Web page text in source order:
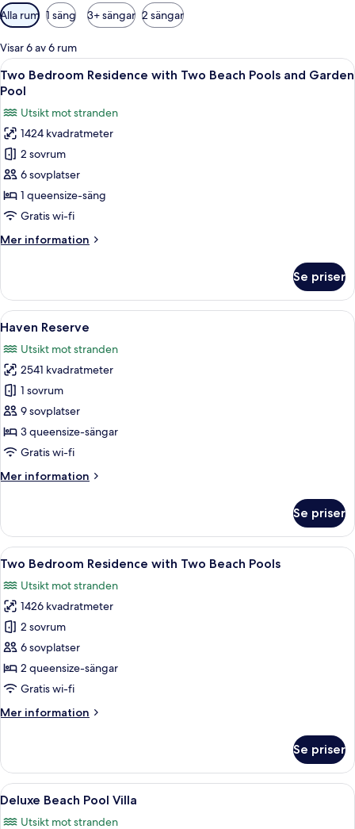
Tillgängliga
filter
för
rum
Alla rum 1 säng 3+ sängar 2 sängar
Visar 6 av 6 rum
Öppna
alla
för
Two
Bedroom
Residence
with
Two
Pools
Pool
Ett semesterhotell vid stranden med
6
Two Bedroom Residence with Two Beach Pools and Garden
Pool
Utsikt mot stranden
1424 kvadratmeter
2 sovrum
6 sovplatser
1 queensize-säng
Gratis wi-fi
Mer information
Mer
Bedroom
Residence
with
Beach
Pools
and
Garden
Pool
Se priser
Öppna
alla
foton
för
Haven
Reserve
Ett semesterområde med en pool,
6
Haven Reserve
Utsikt mot stranden
2541 kvadratmeter
1 sovrum
9 sovplatser
3 queensize-sängar
Gratis wi-fi
Mer information
Mer
Reserve
Se priser
Öppna
alla
foton
för
Two
Bedroom
Residence
with
Beach
En fastighet vid stranden med en
6
Two Bedroom Residence with Two Beach Pools
Utsikt mot stranden
1426 kvadratmeter
2 sovrum
6 sovplatser
2 queensize-sängar
Gratis wi-fi
Mer information
Mer
Bedroom
Residence
with
Beach
Se priser
Öppna
alla
Ett modernt poolområde med ett
6
Deluxe Beach Pool Villa
Utsikt mot stranden